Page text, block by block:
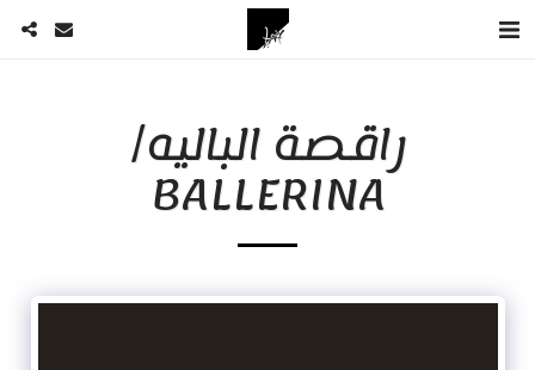
راقصة الباليه/
BALLERINA